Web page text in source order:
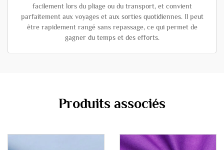
facilement lors du pliage ou du transport, et convient
parfaitement aux voyages et aux sorties quotidiennes. Il peut
être rapidement rangé sans repassage, ce qui permet de
gagner du temps et des efforts.
Produits associés